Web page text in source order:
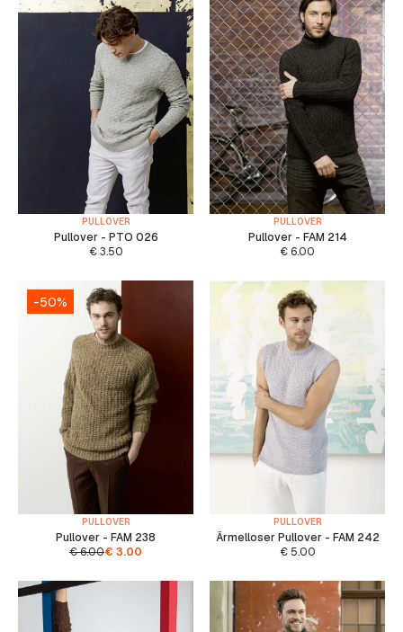
PULLOVER
Pullover - PTO 026
€3.50
PULLOVER
Pullover - FAM 214
€ 6.00
-50%
PULLOVER
Pullover - FAM 238
€6.00€ 3.00
PULLOVER
Ärmelloser Pullover - FAM 242
€5.00